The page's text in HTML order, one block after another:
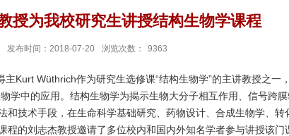
授为我校研究生讲授结构生物学课程
发布时间：2018-07-20 浏览次数： 9363
Kurt Wüthrich作为研究生选修课“结构生物学”的主讲教授之一
中的应用。结构生物学为揭示生物大分子相互作用、信号跨
技术手段，在生命科学基础研究、药物设计、合成生物学、
的刘志杰教授邀请了多位校内和国内外知名学者参与讲授该